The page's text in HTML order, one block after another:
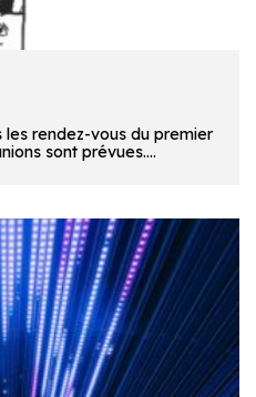
les rendez-vous du premier
sont prévues....